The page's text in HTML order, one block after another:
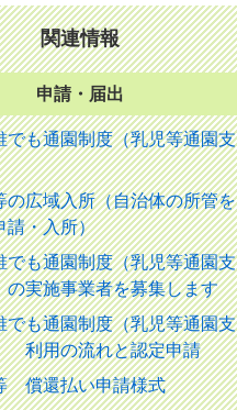
関連情報
申請・届出
でも通園制度（乳児等通園支
の広域入所（自治体の所管を
請・入所）
でも通園制度（乳児等通園支
の実施事業者を募集します
でも通園制度（乳児等通園支
利用の流れと認定申請
償還払い申請様式